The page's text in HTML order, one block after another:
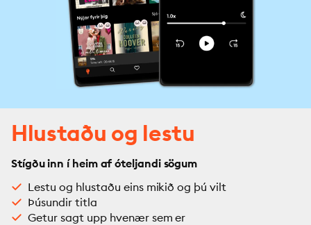
Hlustaðu og lestu
Stígðu inn í heim af óteljandi sögum
Lestu og hlustaðu eins mikið og þú vilt
Þúsundir titla
Getur sagt upp hvenær sem er